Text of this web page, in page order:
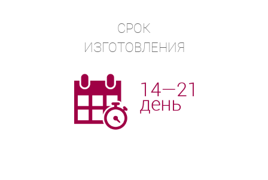
СРОК
ИЗГОТОВЛЕНИЯ